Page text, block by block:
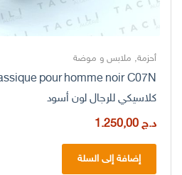
أحزمة, ملابس و موضة
كلاسيكي للرجال لون أسود
د.ج
إضافة إلى السلة